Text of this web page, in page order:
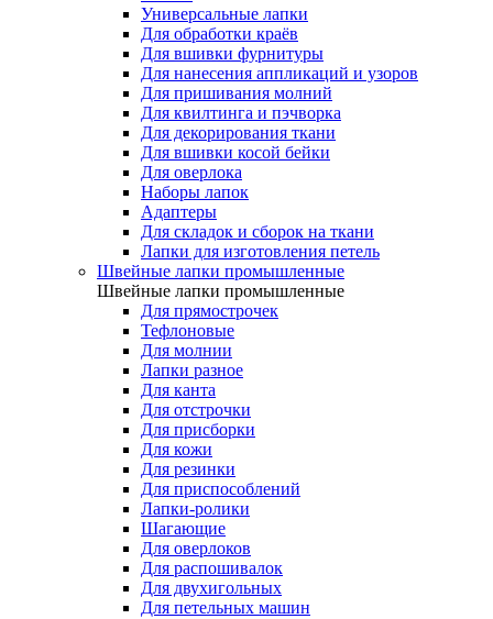
Универсальные лапки
Для обработки краёв
Для вшивки фурнитуры
Для нанесения аппликаций и узоров
Для пришивания молний
Для квилтинга и пэчворка
Для декорирования ткани
Для вшивки косой бейки
Для оверлока
Наборы лапок
Адаптеры
Для складок и сборок на ткани
Лапки для изготовления петель
Швейные лапки промышленные
Швейные лапки промышленные
Для прямострочек
Тефлоновые
Для молнии
Лапки разное
Для канта
Для отстрочки
Для присборки
Для кожи
Для резинки
Для приспособлений
Лапки-ролики
Шагающие
Для оверлоков
Для распошивалок
Для двухигольных
Для петельных машин